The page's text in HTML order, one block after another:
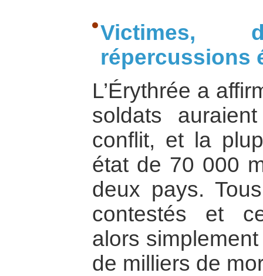
Victimes,
répercussions
L’Érythrée a
soldats
conflit, et la
état de 70 000
deux pays.
contestés et
alors
de milliers de